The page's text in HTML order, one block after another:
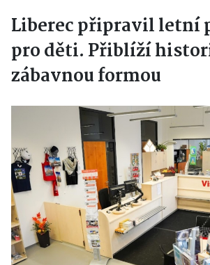
Liberec připravil letní
pro děti. Přiblíží
zábavnou formou